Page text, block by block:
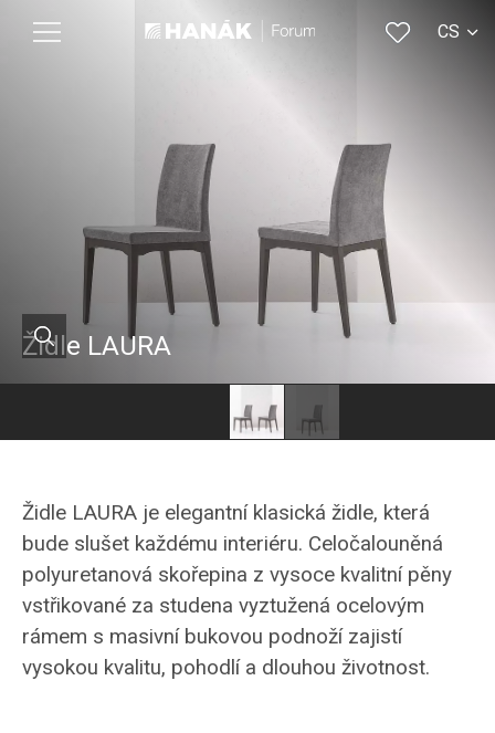
CS
Židle LAURA
Židle LAURA je elegantní klasická židle, která
bude slušet každému interiéru. Celočalouněná
polyuretanová skořepina z vysoce kvalitní pěny
vstřikované za studena vyztužená ocelovým
rámem s masivní bukovou podnoží zajistí
vysokou kvalitu, pohodlí a dlouhou životnost.